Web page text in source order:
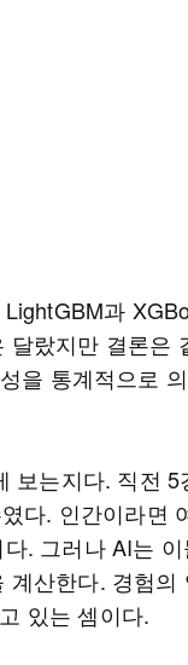
과
달랐지만 결론은
을 통계적으로
보는지다. 직전 5
다. 인간이라면
. 그러나 AI는
산한다. 경험의
있는 셈이다.